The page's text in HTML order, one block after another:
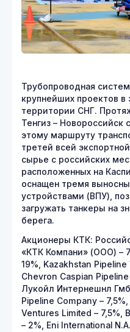
Трубопроводная
крупнейших проектов в
территории СНГ.
Тенгиз – Новороссийск
этому маршруту
третей всей
сырье с российских
расположенных на
оснащен тремя
устройствами (ВПУ),
загружать танкеры на
берега.
Акционеры КТК:
«КТК Компани» (ООО) –
19%, Kazakhstan Pipeline
Chevron Caspian
Лукойл Интернешнл
Pipeline Company –
Ventures Limited – 7,5%,
– 2%, Eni International